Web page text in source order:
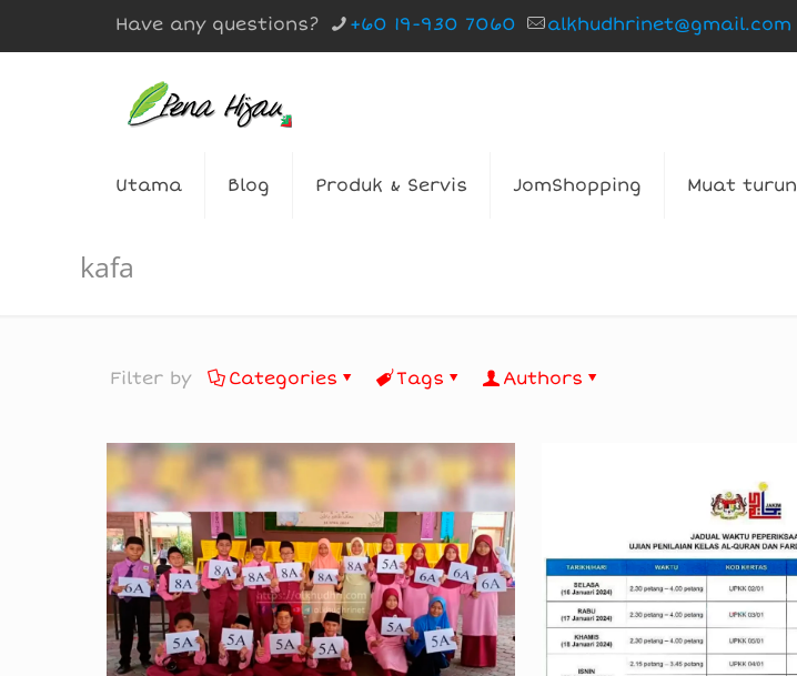
Have any questions? +60 19-930 7060 alkhudhrinet@gmail.com
Utama Blog Produk & Servis JomShopping Muat turun
kafa
Filter by Categories Tags Authors